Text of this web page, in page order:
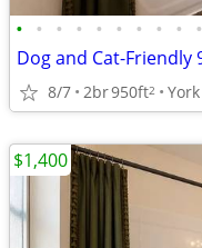
• • • • • • • • • •
8/7 2br950ft2 York
$1,400